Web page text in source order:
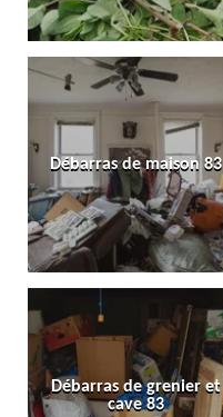
Débarras de maison 83
Débarras de grenier et
cave 83